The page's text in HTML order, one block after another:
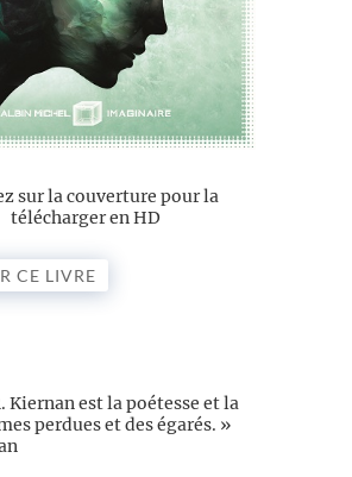
sur la couverture pour la
télécharger en HD
CE LIVRE
Kiernan est la poétesse et la
perdues et des égarés. »